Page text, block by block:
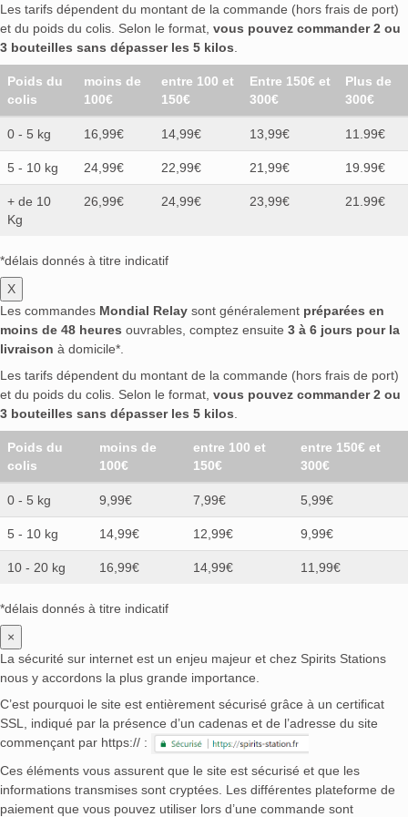
Les tarifs dépendent du montant de la commande (hors frais de port)
et du poids du colis. Selon le format, vous pouvez commander 2 ou
3 bouteilles sans dépasser les 5 kilos
Poids du
colis
moins de
100€
entre 100 et
150€
Entre 150€ et
300€
Plus de
300€
0 - 5 kg 16,99€ 14,99€ 13,99€ 11.99€
5 - 10 kg 24,99€ 22,99€ 21,99€ 19.99€
+ de 10
Kg
26,99€ 24,99€ 23,99€ 21.99€
*délais donnés à titre indicatif
X
Les commandes Mondial Relay sont généralement préparées en
moins de 48 heures ouvrables, comptez ensuite 3 à 6 jours pour la
livraison à domicile*.
Les tarifs dépendent du montant de la commande (hors frais de port)
et du poids du colis. Selon le format, vous pouvez commander 2 ou
3 bouteilles sans dépasser les 5 kilos
Poids du
colis
moins de
100€
entre 100 et
150€
entre 150€ et
300€
0 - 5 kg 9,99€ 7,99€ 5,99€
5 - 10 kg 14,99€ 12,99€ 9,99€
10 - 20 kg 16,99€ 14,99€ 11,99€
*délais donnés à titre indicatif
×
La sécurité sur internet est un enjeu majeur et chez Spirits Stations
nous y accordons la plus grande importance.
C’est pourquoi le site est entièrement sécurisé grâce à un certificat
SSL, indiqué par la présence d’un cadenas et de l’adresse du site
commençant par https:// :
Ces éléments vous assurent que le site est sécurisé et que les
informations transmises sont cryptées. Les différentes plateforme de
paiement que vous pouvez utiliser lors d’une commande sont